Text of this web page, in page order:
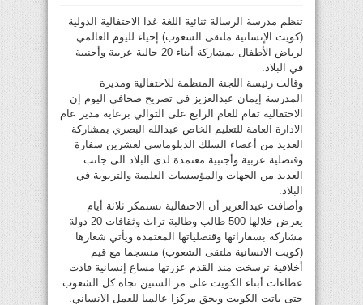
تنظم مدرسة الرسالة ثنائية اللغة غدا الاحتفالية الدولية
(كويت الإنسانية ملتقى الشعوب) إحياء لليوم العالمي
لرياض الأطفال بمشاركة أبناء 20 جالية عربية وأجنبية
في البلاد.
وقالت رئيسة اللجنة المنظمة للاحتفالية ومديرة
المدرسة إيمان عبدالعزيز في تصريح صحافي اليوم إن
الاحتفالية تقام للعام الرابع على التوالي برعاية مدير عام
الادارة العامة للتعليم الخاص عبدالله البصري بمشاركة
العديد من أعضاء السلك الدبلوماسي لعشرين سفارة
وقنصلية عربية وأجنبية معتمدة لدى البلاد الى جانب
العديد من الجهات والمؤسسات العلمية والتربوية في
البلاد.
وأضافت عبدالعزيز أن الاحتفالية تستمكر ثلاثة أيام
يعرض خلالها 500 طالب وطالبة تراث وثقافات 20 دولة
مشاركة بسفاراتها وقنصلياتها المعتمدة ويأتي شعارها
(كويت الانسانية ملتقى الشعوب) منسجما مع قيم
أخلاقية ترسخت منذ القدم عززتها مساع إنسانية قادت
عطاءات أبناء الكويت على مر السنين تجاه كل الشعوب
حتى باتت الكويت وبحق مركزا عالميا للعمل الانساني.